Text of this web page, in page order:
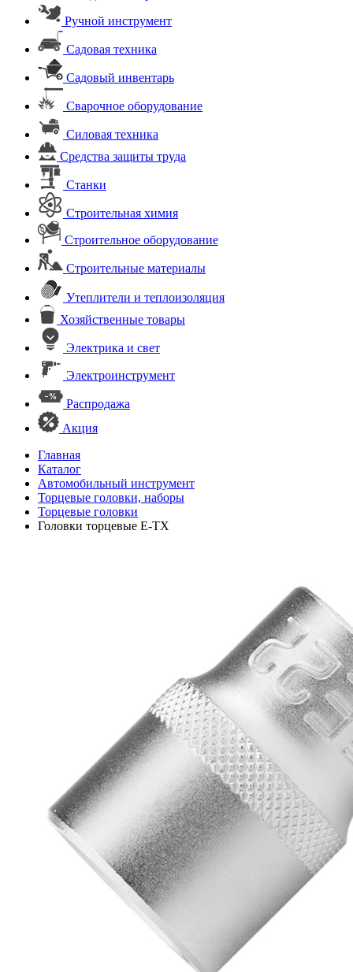
Ручной инструмент
Садовая техника
Садовый инвентарь
Сварочное оборудование
Силовая техника
Средства защиты труда
Станки
Строительная химия
Строительное оборудование
Строительные материалы
Утеплители и теплоизоляция
Хозяйственные товары
Электрика и свет
Электроинструмент
Распродажа
Акция
Главная
Каталог
Автомобильный инструмент
Торцевые головки, наборы
Торцевые головки
Головки торцевые E-TX